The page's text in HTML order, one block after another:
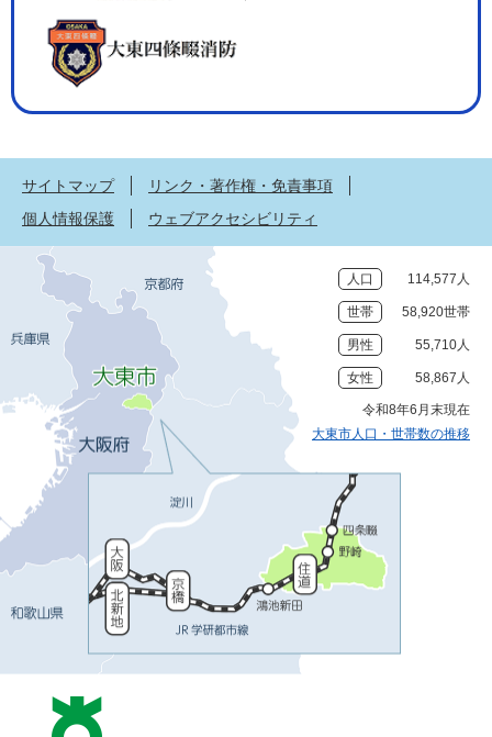
サイトマップ
リンク・著作権・免責事項
個人情報保護
ウェブアクセシビリティ
人口 114,577人
世帯 58,920世帯
男性 55,710人
女性 58,867人
令和8年6月末現在
大東市人口・世帯数の推移